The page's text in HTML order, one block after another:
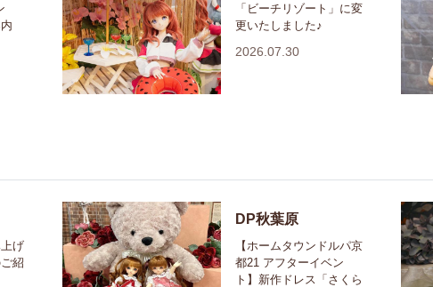
「ビーチリゾート」に変
更いたしました♪
2026.07.30
げ
紹
DP秋葉原
【ホームタウンドルパ京
都21 アフターイベン
ト】新作ドレス「さくら